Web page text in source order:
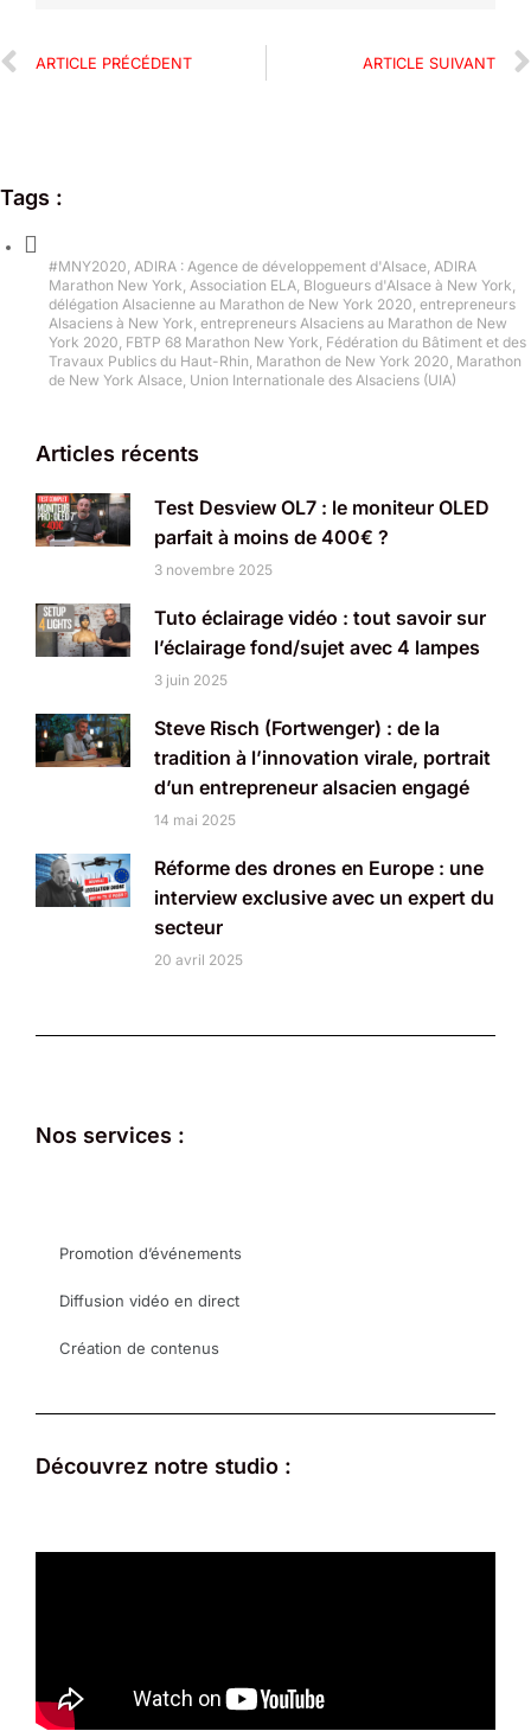
ARTICLE PRÉCÉDENT ARTICLE SUIVANT
Tags :
#MNY2020, ADIRA : Agence de développement d'Alsace, ADIRA
Marathon New York, Association ELA, Blogueurs d'Alsace à New York,
délégation Alsacienne au Marathon de New York 2020, entrepreneurs
Alsaciens à New York, entrepreneurs Alsaciens au Marathon de New
York 2020, FBTP 68 Marathon New York, Fédération du Bâtiment et des
Travaux Publics du Haut-Rhin, Marathon de New York 2020, Marathon
de New York Alsace, Union Internationale des Alsaciens (UIA)
Articles récents
Test Desview OL7 : le moniteur OLED
parfait à moins de 400€ ?
3 novembre 2025
Tuto éclairage vidéo : tout savoir sur
l’éclairage fond/sujet avec 4 lampes
3 juin 2025
Steve Risch (Fortwenger) : de la
tradition à l’innovation virale, portrait
d’un entrepreneur alsacien engagé
14 mai 2025
Réforme des drones en Europe : une
interview exclusive avec un expert du
secteur
20 avril 2025
Nos services :
Promotion d’événements
Diffusion vidéo en direct
Création de contenus
Découvrez notre studio :